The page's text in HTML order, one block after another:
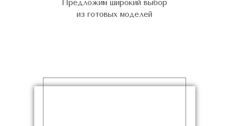
Предложим широкий выбор
из готовых моделей